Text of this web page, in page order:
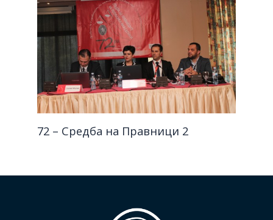
72 – Средба на Правници 2